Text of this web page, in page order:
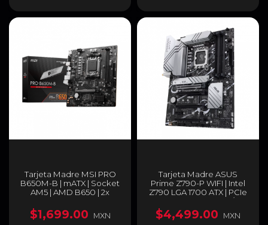
Tarjeta Madre MSI PRO
B650M-B | mATX | Socket
AM5 | AMD B650 | 2x
PRO B650M-B
$1,699.00 MXN
Tarjeta Madre ASUS
Prime Z790-P WIFI | Intel
Z790 LGA 1700 ATX | PCIe
5.0 | DDR5 | HDMI /
DisplayPort | Wi-Fi 6 y
Bluetooth v5.2 | PRIME
$4,499.00 MXN